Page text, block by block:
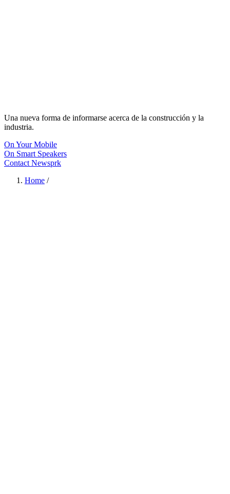
Una nueva forma de informarse acerca de la construcción y la
industria.
On Your Mobile
On Smart Speakers
Contact Newsprk
Home /